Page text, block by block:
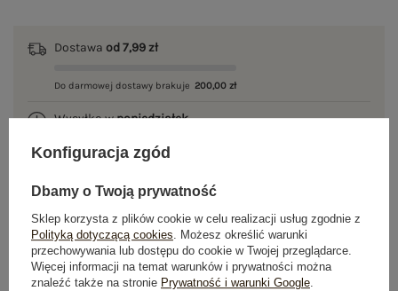
Dostawa od 7,99 zł
Do darmowej dostawy brakuje 200,00 zł
Wysyłka wponiedziałek
100 dni na zwrot
OPIS PRODUKTU
GŁÓWNE PARAMETRY
Konfiguracja zgód
Dbamy o Twoją prywatność
Sklep korzysta z plików cookie w celu realizacji usług zgodnie z
Polityką dotyczącą cookies. Możesz określić warunki
przechowywania lub dostępu do cookie w Twojej przeglądarce.
Więcej informacji na temat warunków i prywatności można
znaleźć także na stronie Prywatność i warunki Google.